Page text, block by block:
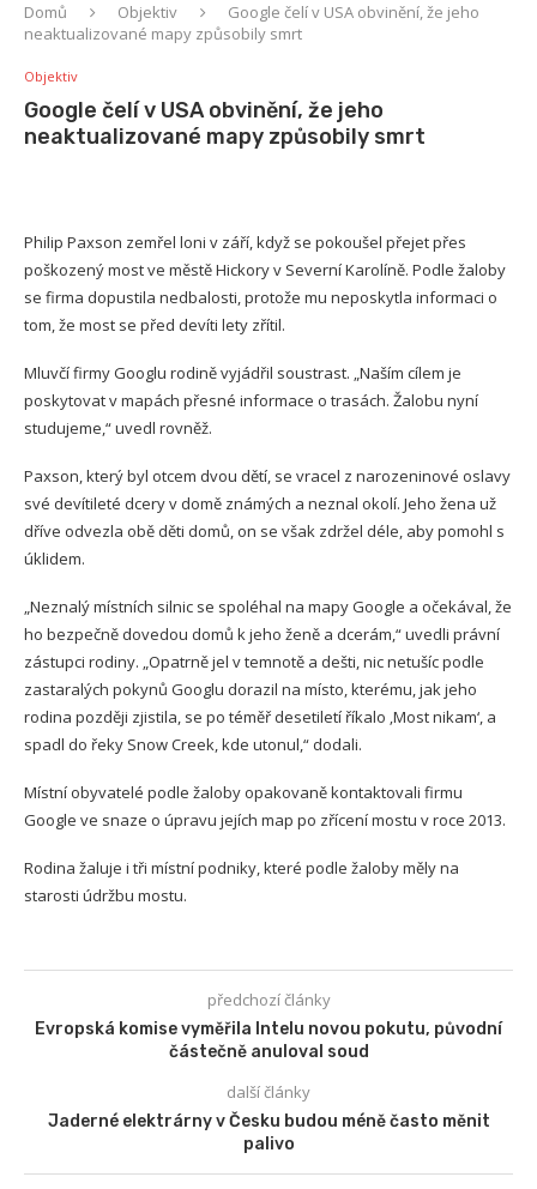
Domů Objektiv
Google čelí v USA obvinění, že jeho
neaktualizované mapy způsobily smrt
Objektiv
Google čelí v USA obvinění, že jeho
neaktualizované mapy způsobily smrt
Philip Paxson zemřel loni v září, když se pokoušel přejet přes
poškozený most ve městě Hickory v Severní Karolíně. Podle žaloby
se firma dopustila nedbalosti, protože mu neposkytla informaci o
tom, že most se před devíti lety zřítil.
Mluvčí firmy Googlu rodině vyjádřil soustrast. „Naším cílem je
poskytovat v mapách přesné informace o trasách. Žalobu nyní
studujeme,“ uvedl rovněž.
Paxson, který byl otcem dvou dětí, se vracel z narozeninové oslavy
své devítileté dcery v domě známých a neznal okolí. Jeho žena už
dříve odvezla obě děti domů, on se však zdržel déle, aby pomohl s
úklidem.
„Neznalý místních silnic se spoléhal na mapy Google a očekával, že
ho bezpečně dovedou domů k jeho ženě a dcerám,“ uvedli právní
zástupci rodiny. „Opatrně jel v temnotě a dešti, nic netušíc podle
zastaralých pokynů Googlu dorazil na místo, kterému, jak jeho
rodina později zjistila, se po téměř desetiletí říkalo ‚Most nikam‘, a
spadl do řeky Snow Creek, kde utonul,“ dodali.
Místní obyvatelé podle žaloby opakovaně kontaktovali firmu
Google ve snaze o úpravu jejích map po zřícení mostu v roce 2013.
Rodina žaluje i tři místní podniky, které podle žaloby měly na
starosti údržbu mostu.
předchozí články
Evropská komise vyměřila Intelu novou pokutu, původní
částečně anuloval soud
další články
Jaderné elektrárny v Česku budou méně často měnit
palivo